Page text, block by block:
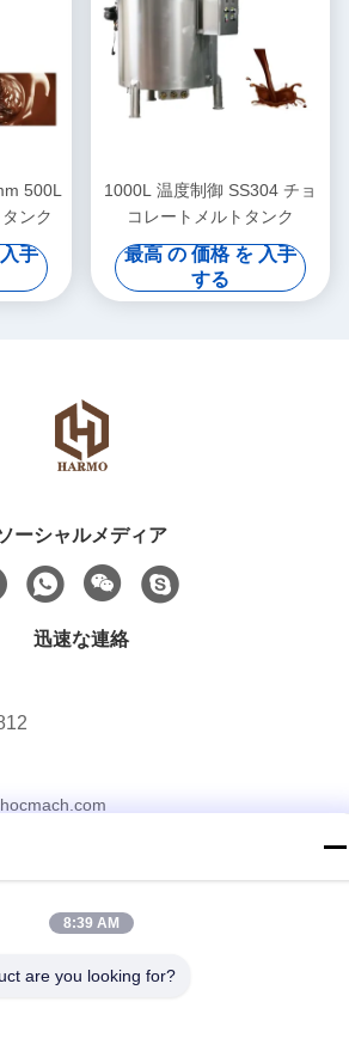
500L
ンク
手
1000L 温度制御 SS304 チョ
コレートメルトタンク
最高 の 価格 を 入手
する
ーシャルメディア
迅速な連絡
ン湖町 武蔵区 蘇州市 江蘇県 中国
8:39 AM
are you looking for?